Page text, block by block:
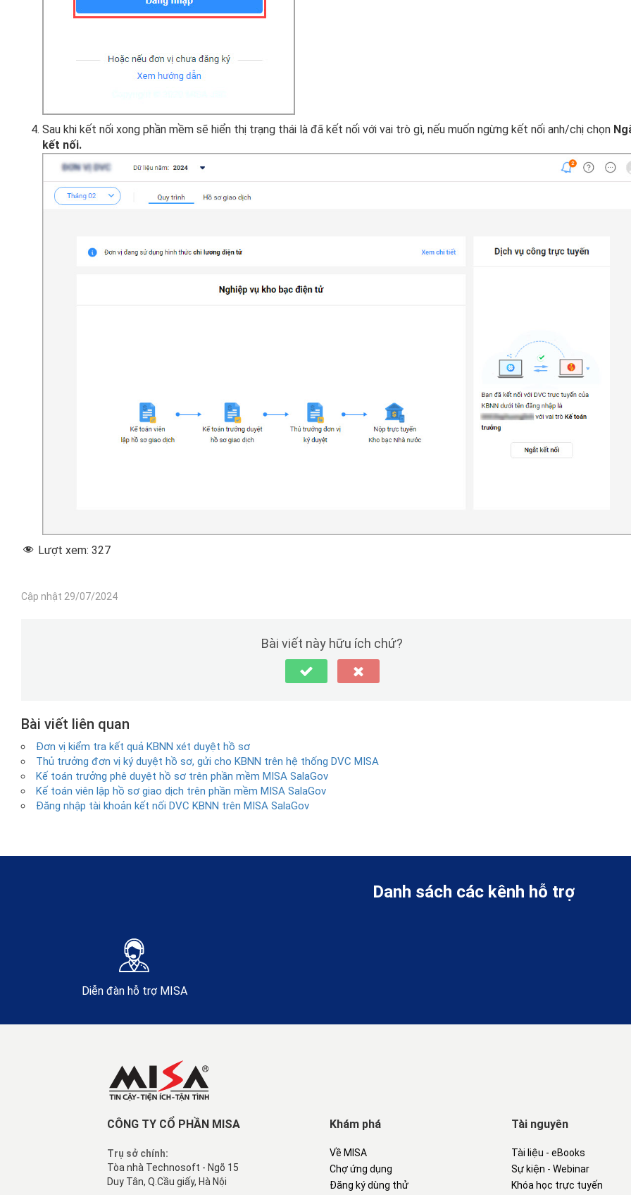
Sau khi kết nối xong phần mềm sẽ hiển thị trạng thái là đã kết nối với vai trò gì, nếu muốn ngừng kết nối anh/chị chọn
kết nối.
Lượt xem: 327
Cập nhật 29/07/2024
Bài viết này hữu ích chứ?
Bài viết liên quan
Đơn vị kiểm tra kết quả KBNN xét duyệt hồ sơ
Thủ trưởng đơn vị ký duyệt hồ sơ, gửi cho KBNN trên hệ thống DVC MISA
Kế toán trưởng phê duyệt hồ sơ trên phần mềm MISA SalaGov
Kế toán viên lập hồ sơ giao dịch trên phần mềm MISA SalaGov
Đăng nhập tài khoản kết nối DVC KBNN trên MISA SalaGov
Danh sách các kênh hỗ trợ
Diễn đàn hỗ trợ MISA
CÔNG TY CỔ PHẦN MISA
Trụ sở chính:
Tòa nhà Technosoft - Ngõ 15
Duy Tân, Q.Cầu giấy, Hà Nội
Khám phá
Về MISA
Chợ ứng dụng
Đăng ký dùng thử
Tài nguyên
Tài liệu - eBooks
Sự kiện - Webinar
Khóa học trực tuyến